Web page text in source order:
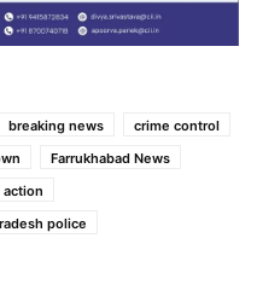
breaking news
crime control
Farrukhabad News
police